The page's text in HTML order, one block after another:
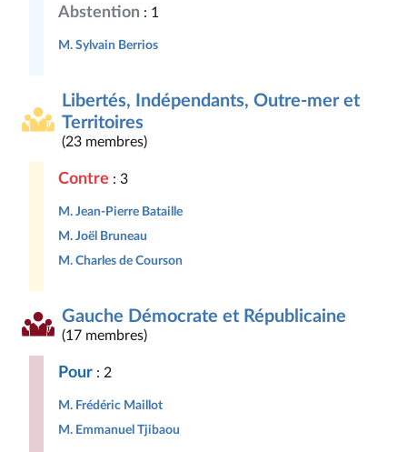
Abstention : 1
M. Sylvain Berrios
Libertés, Indépendants, Outre-mer et
Territoires
(23 membres)
Contre : 3
M. Jean-Pierre Bataille
M. Joël Bruneau
M. Charles de Courson
Gauche Démocrate et Républicaine
(17 membres)
Pour : 2
M. Frédéric Maillot
M. Emmanuel Tjibaou